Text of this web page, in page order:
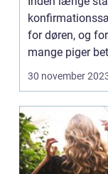
for døren, og for
mange piger
30 november